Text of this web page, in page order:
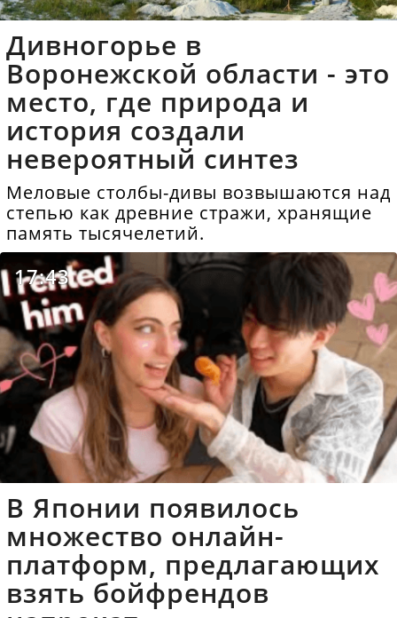
Дивногорье в
Воронежской области - это
место, где природа и
история создали
невероятный синтез
Меловые столбы-дивы возвышаются над
степью как древние стражи, хранящие
память тысячелетий.
17:43
В Японии появилось
множество онлайн-
платформ, предлагающих
взять бойфрендов